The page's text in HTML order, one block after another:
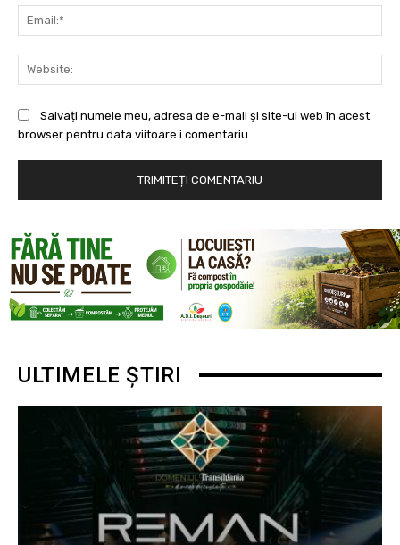
Salvați numele meu, adresa de e-mail și site-ul web în acest
browser pentru data viitoare i comentariu.
ULTIMELE ȘTIRI